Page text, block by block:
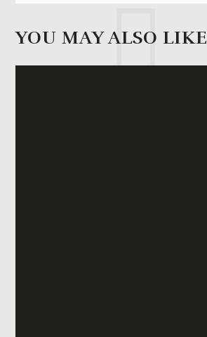
YOU MAY ALSO LIKE